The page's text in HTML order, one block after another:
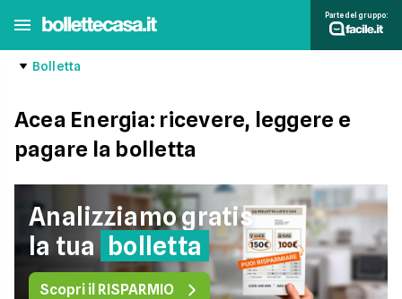
Parte del gruppo:
Bolletta
Acea Energia: ricevere, leggere e
pagare la bolletta
Analizziamo gratis
la tua
bolletta
Scopri il RISPARMIO